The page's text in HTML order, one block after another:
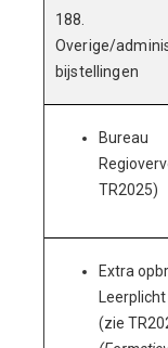
188.
Overige/
bijstellingen
Bureau
TR2025)
Extra
Leerplicht
(zie